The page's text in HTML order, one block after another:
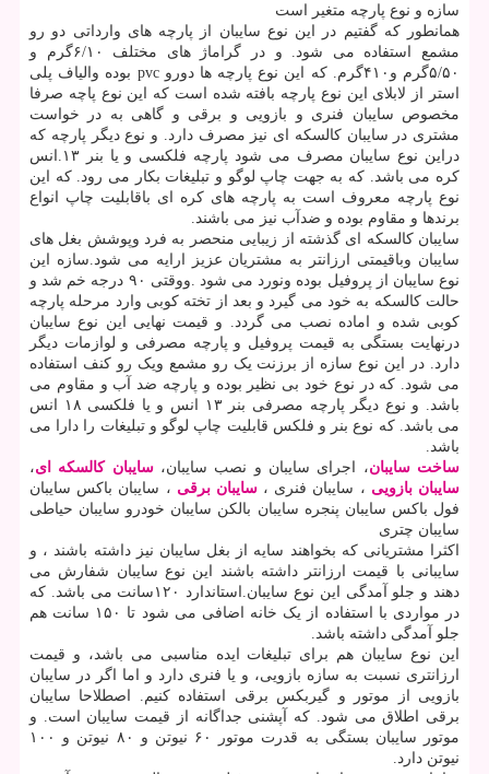
سازه و نوع پارچه متغیر است
همانطور که گفتیم در این نوع سایبان از پارچه های وارداتی دو رو
مشمع استفاده می شود. و در گراماژ های مختلف ۶/۱۰گرم و
۵/۵۰گرم و۴۱۰گرم. که این نوع پارچه ها دورو pvc بوده والیاف پلی
استر از لابلای این نوع پارچه بافته شده است که این نوع پاچه صرفا
مخصوص سایبان فنری و بازویی و برقی و گاهی به در خواست
مشتری در سایبان کالسکه ای نیز مصرف دارد. و نوع دیگر پارچه که
دراین نوع سایبان مصرف می شود پارچه فلکسی و یا بنر ۱۳.انس
کره می باشد. که به جهت چاپ لوگو و تبلیغات بکار می رود. که این
نوع پارچه معروف است به پارچه های کره ای باقابلیت چاپ انواع
برندها و مقاوم بوده و ضدآب نیز می باشند.
سایبان کالسکه ای گذشته از زیبایی منحصر به فرد وپوشش بغل های
سایبان وباقیمتی ارزانتر به مشتریان عزیز ارایه می شود.سازه این
نوع سایبان از پروفیل بوده ونورد می شود .ووقتی ۹۰ درجه خم شد و
حالت کالسکه به خود می گیرد و بعد از تخته کوبی وارد مرحله پارچه
کوبی شده و اماده نصب می گردد. و قیمت نهایی این نوع سایبان
درنهایت بستگی به قیمت پروفیل و پارچه مصرفی و لوازمات دیگر
دارد. در این نوع سازه از برزنت یک رو مشمع ویک رو کنف استفاده
می شود. که در نوع خود بی نظیر بوده و پارچه ضد آب و مقاوم می
باشد. و نوع دیگر پارچه مصرفی بنر ۱۳ انس و یا فلکسی ۱۸ انس
می باشد. که نوع بنر و فلکس قابلیت چاپ لوگو و تبلیغات را دارا می
باشد.
ساخت سایبان، اجرای سایبان و نصب سایبان،سایبان کالسکه ای،
سایبان بازویی ، سایبان فنری ،سایبان برقی ، سایبان باکس سایبان
فول باکس سایبان پنجره سایبان بالکن سایبان خودرو سایبان حیاطی
سایبان چتری
اکثرا مشتریانی که بخواهند سایه از بغل سایبان نیز داشته باشند ، و
سایبانی با قیمت ارزانتر داشته باشند این نوع سایبان شفارش می
دهند و جلو آمدگی این نوع سایبان.استاندارد ۱۲۰سانت می باشد. که
در مواردی با استفاده از یک خانه اضافی می شود تا ۱۵۰ سانت هم
جلو آمدگی داشته باشد.
این نوع سایبان هم برای تبلیغات ایده مناسبی می باشد، و قیمت
ارزانتری نسبت به سازه بازویی، و یا فنری دارد و اما اگر در سایبان
بازویی از موتور و گیربکس برقی استفاده کنیم. اصطلاحا سایبان
برقی اطلاق می شود. که آپشنی جداگانه از قیمت سایبان است. و
موتور سایبان بستگی به قدرت موتور ۶۰ نیوتن و ۸۰ نیوتن و ۱۰۰
نیوتن دارد.